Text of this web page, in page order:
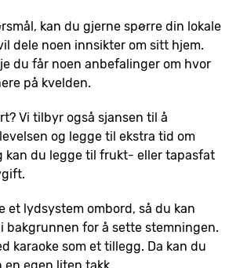
kan du gjerne spørre din lokale
dele noen innsikter om sitt hjem.
du får noen anbefalinger om hvor
på kvelden.
Vi tilbyr også sjansen til å
og legge til ekstra tid om
kan du legge til frukt- eller tapasfat
et lydsystem ombord, så du kan
bakgrunnen for å sette stemningen.
karaoke som et tillegg. Da kan du